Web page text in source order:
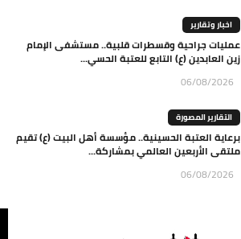
اخبار وتقارير
عمليات جراحية وقسطرات قلبية.. مستشفى الإمام
زين العابدين (ع) التابع للعتبة الحسي...
06/08/2026
التقارير المصورة
برعاية العتبة الحسينية.. مؤسسة أهل البيت (ع) تقيم
ملتقى الأربعين العالمي بمشاركة...
06/08/2026